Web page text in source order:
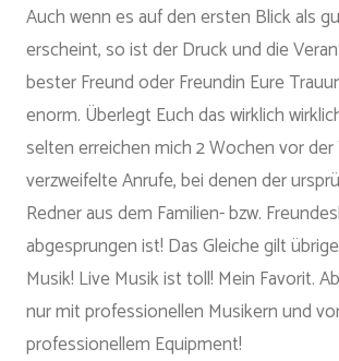
Auch wenn es auf den ersten Blick als
erscheint, so ist der Druck und die
bester Freund oder Freundin Eure
enorm. Überlegt Euch das wirklich
selten erreichen mich 2 Wochen vor der
verzweifelte Anrufe, bei denen der
Redner aus dem Familien- bzw.
abgesprungen ist! Das Gleiche gilt
Musik! Live Musik ist toll! Mein Favorit.
nur mit professionellen Musikern und
professionellem Equipment!